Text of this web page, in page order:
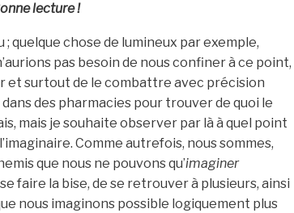
lecture !
quelque chose de lumineux par exemple,
pas besoin de nous confiner à ce point,
et surtout de le combattre avec précision
dans des pharmacies pour trouver de quoi le
mais je souhaite observer par là à quel point
Comme autrefois, nous sommes,
que nous ne pouvons qu’imaginer
faire la bise, de se retrouver à plusieurs, ainsi
nous imaginons possible logiquement plus